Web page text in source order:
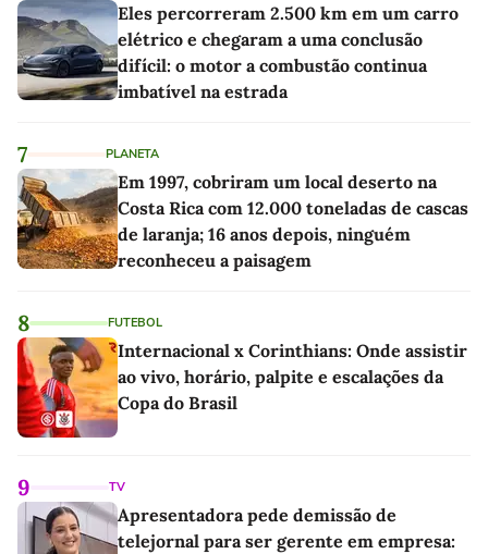
Eles percorreram 2.500 km em um carro
elétrico e chegaram a uma conclusão
difícil: o motor a combustão continua
imbatível na estrada
7 PLANETA
Em 1997, cobriram um local deserto na
Costa Rica com 12.000 toneladas de cascas
de laranja; 16 anos depois, ninguém
reconheceu a paisagem
8 FUTEBOL
Internacional x Corinthians: Onde assistir
ao vivo, horário, palpite e escalações da
Copa do Brasil
9 TV
Apresentadora pede demissão de
telejornal para ser gerente em empresa: